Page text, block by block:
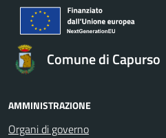
Comune di Capurso
AMMINISTRAZIONE
Organi di governo